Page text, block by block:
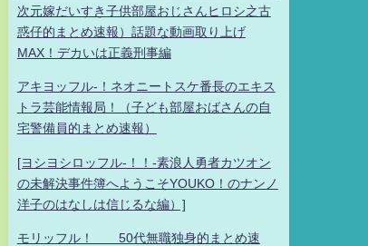
次元嫁だいすき子供部屋おじさんヒロシ之古
惑仔的まとめ速報）話題な動画取り上げ
MAX！デカいは正義刑事編
アキヨッフル-！ネオニートスケ番長のエキス
トラ芸能情報局！（子ども部屋おばさんの自
宅警備員的まとめ速報）
[ヨシヨシロッフル-！！-素浪人勇者カツオン
の未解決事件簿へようこそYOUKO！のナンノ
洋子のはなしは信じるな編）]
モリッフル！ 50代無職独身的まとめ速